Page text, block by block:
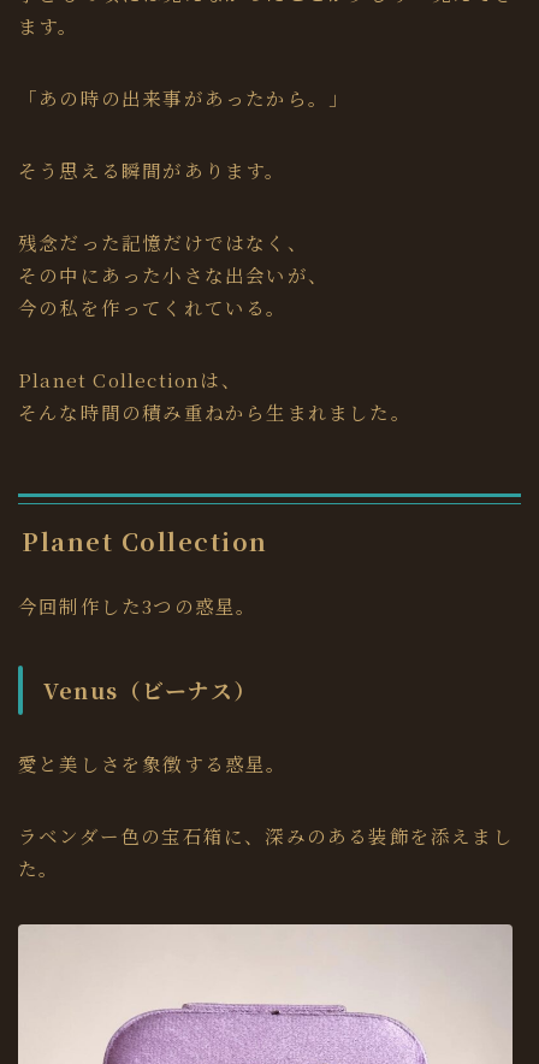
ます。
「あの時の出来事があったから。」
そう思える瞬間があります。
残念だった記憶だけではなく、
その中にあった小さな出会いが、
今の私を作ってくれている。
Planet Collectionは、
そんな時間の積み重ねから生まれました。
Planet Collection
今回制作した3つの惑星。
Venus（ビーナス）
愛と美しさを象徴する惑星。
ラベンダー色の宝石箱に、深みのある装飾を添えまし
た。